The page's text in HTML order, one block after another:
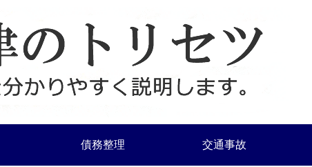
債務整理 交通事故